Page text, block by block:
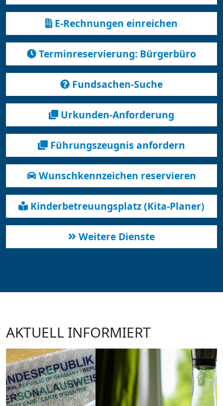
E-Rechnungen einreichen
Terminreservierung: Bürgerbüro
Fundsachen-Suche
Urkunden-Anforderung
Führungszeugnis anfordern
Wunschkennzeichen reservieren
Kinderbetreuungsplatz (Kita-Planer)
Weitere Dienste
AKTUELL INFORMIERT